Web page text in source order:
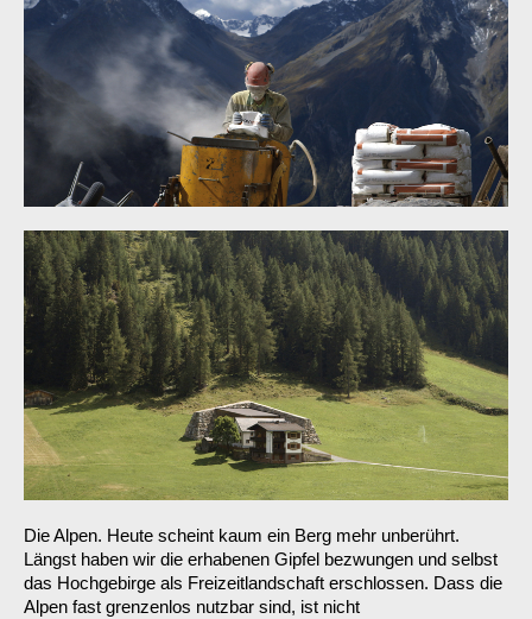
Die Alpen. Heute scheint kaum ein Berg mehr unberührt.
Längst haben wir die erhabenen Gipfel bezwungen und selbst
das Hochgebirge als Freizeitlandschaft erschlossen. Dass die
Alpen fast grenzenlos nutzbar sind, ist nicht